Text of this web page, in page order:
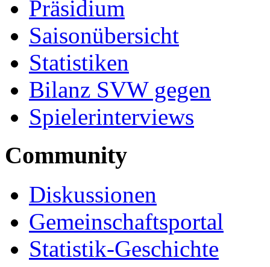
Präsidium
Saisonübersicht
Statistiken
Bilanz SVW gegen
Spielerinterviews
Community
Diskussionen
Gemeinschaftsportal
Statistik-Geschichte